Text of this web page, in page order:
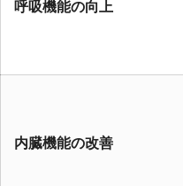
呼吸機能の向上
内臓機能の改善